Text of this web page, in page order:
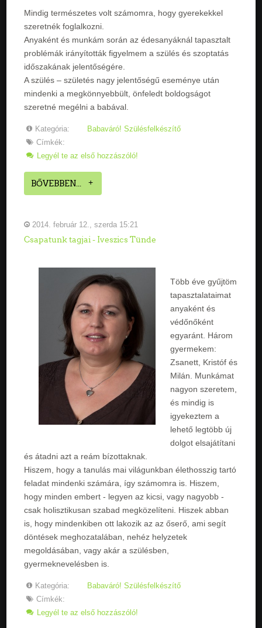
Mindig természetes volt számomra, hogy gyerekekkel
szeretnék foglalkozni.
Anyaként és munkám során az édesanyáknál tapasztalt
problémák irányították figyelmem a szülés és szoptatás
időszakának jelentőségére.
A szülés – születés nagy jelentőségű eseménye után
mindenki a megkönnyebbült, önfeledt boldogságot
szeretné megélni a babával.
Kategória:
Babaváró! Szülésfelkészítő
Címkék:
Legyél te az első hozzászóló!
BŐVEBBEN...
2014. február 12., szerda 15:21
Csapatunk tagjai - Iveszics Tünde
Több éve gyűjtöm
tapasztalataimat
anyaként és
védőnőként
egyaránt. Három
gyermekem:
Zsanett, Kristóf és
Milán. Munkámat
nagyon szeretem,
és mindig is
igyekeztem a
lehető legtöbb új
dolgot elsajátítani
és átadni azt a reám bízottaknak.
Hiszem, hogy a tanulás mai világunkban élethosszig tartó
feladat mindenki számára, így számomra is. Hiszem,
hogy minden embert - legyen az kicsi, vagy nagyobb -
csak holisztikusan szabad megközelíteni. Hiszek abban
is, hogy mindenkiben ott lakozik az az őserő, ami segít
döntések meghozatalában, nehéz helyzetek
megoldásában, vagy akár a szülésben,
gyermeknevelésben is.
Kategória:
Babaváró! Szülésfelkészítő
Címkék:
Legyél te az első hozzászóló!